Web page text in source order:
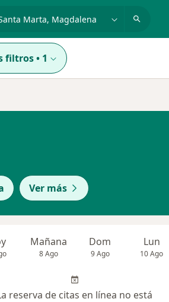
filtros• 1
Ver más
Mañana
8 Ago
Dom
9 Ago
Lun
10 Ago
reserva de citas en línea no está